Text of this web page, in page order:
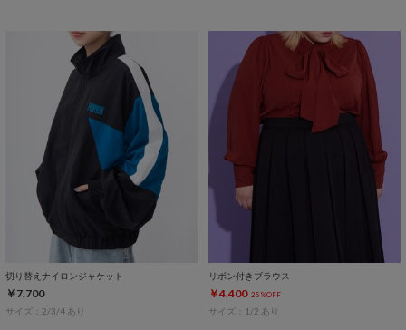
切り替えナイロンジャケット
￥7,700
サイズ：2/3/4 あり
リボン付きブラウス
￥4,400 25%OFF
サイズ：1/2 あり